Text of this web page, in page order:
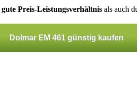
gute Preis-Leistungsverhältnis als auch
Dolmar EM 461 günstig kaufen